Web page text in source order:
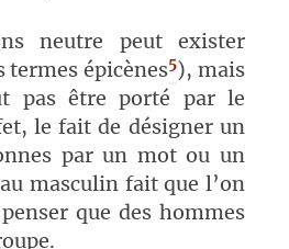
neutre peut exister
termes épicènes5), mais
pas être porté par le
le fait de désigner un
par un mot ou un
masculin fait que l’on
que des hommes